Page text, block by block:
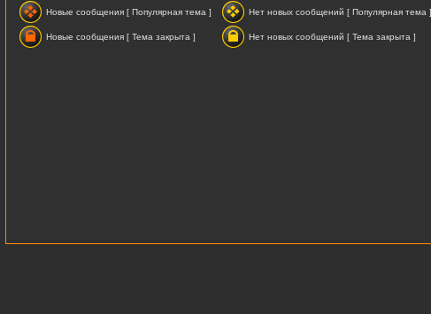
Новые сообщения [ Популярная тема ] Нет новых сообщений [ Популярная тема ]
Новые сообщения [ Тема закрыта ] Нет новых сообщений [ Тема закрыта ]